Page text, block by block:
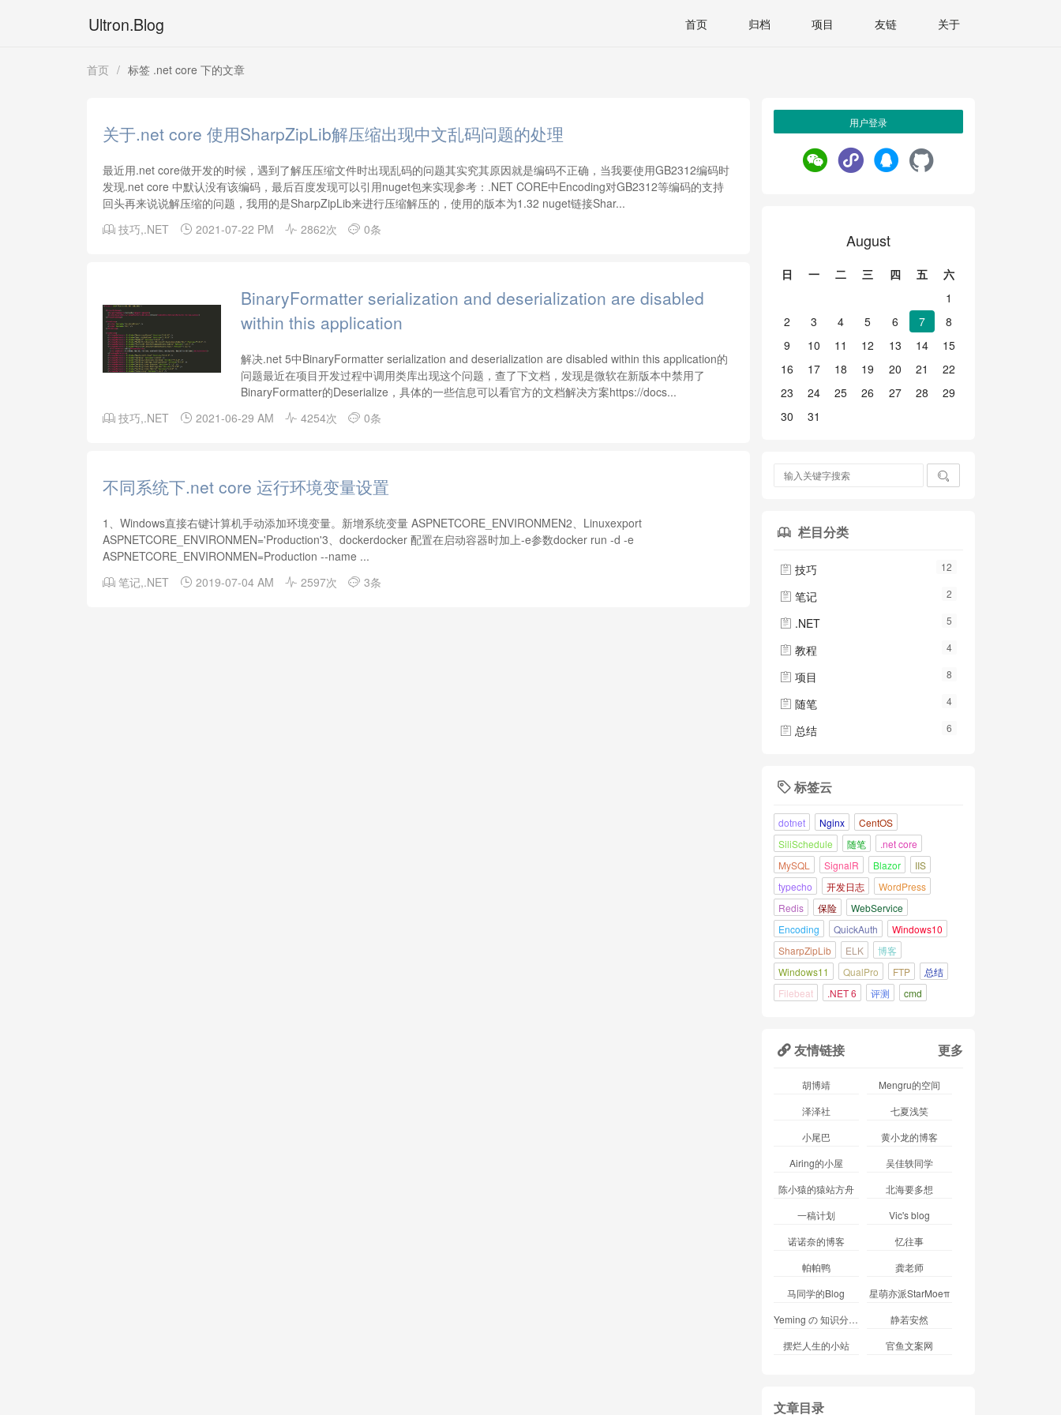
Ultron.Blog 首页 归档 项目 友链 关于
首页 / 标签 .net core 下的文章
关于.net core 使用SharpZipLib解压缩出现中文乱码问题的处理
最近用.net core做开发的时候，遇到了解压压缩文件时出现乱码的问题其实究其原因就是编码不正确，当我要使用GB2312编码时
发现.net core 中默认没有该编码，最后百度发现可以引用nuget包来实现参考：.NET CORE中Encoding对GB2312等编码的支持
回头再来说说解压缩的问题，我用的是SharpZipLib来进行压缩解压的，使用的版本为1.32 nuget链接Shar...
 技巧,.NET  2021-07-22 PM  2862次  0条
BinaryFormatter serialization and deserialization are disabled
within this application
解决.net 5中BinaryFormatter serialization and deserialization are disabled within this application的
问题最近在项目开发过程中调用类库出现这个问题，查了下文档，发现是微软在新版本中禁用了
BinaryFormatter的Deserialize，具体的一些信息可以看官方的文档解决方案https://docs...
 技巧,.NET  2021-06-29 AM  4254次  0条
不同系统下.net core 运行环境变量设置
1、Windows直接右键计算机手动添加环境变量。新增系统变量 ASPNETCORE_ENVIRONMEN2、Linuxexport
ASPNETCORE_ENVIRONMEN='Production'3、dockerdocker 配置在启动容器时加上-e参数docker run -d -e
ASPNETCORE_ENVIRONMEN=Production --name ...
 笔记,.NET  2019-07-04 AM  2597次  3条
用户登录
August
日 一 二 三 四 五
六
1
2
3 4 5 6 7
8
9
10 11 12 13 14
15
16
17 18 19 20 21
22
23
24 25 26 27 28
29
30
31

 栏目分类
 技巧 12
 笔记 2
 .NET 5
 教程 4
 项目 8
 随笔 4
 总结 6
 标签云
dotnet Nginx
CentOS
SiliSchedule
随笔
.net core
MySQL
SignalR Blazor
IIS
typecho
开发日志
WordPress
Redis
保险
WebService
Encoding
QuickAuth
Windows10
SharpZipLib
ELK
博客
Windows11
QualPro FTP
总结
Filebeat
.NET 6 评测 cmd
 友情链接 更多
胡博靖
Mengru的空间
泽泽社
七夏浅笑
小尾巴
黄小龙的博客
Airing的小屋
吴佳轶同学
陈小猿的猿站方舟
北海要多想
一稿计划
Vic's blog
诺诺奈的博客
忆往事
帕帕鸭
龚老师
马同学的Blog
星萌亦派StarMoeπ
Yeming の 知识分享站
静若安然
摆烂人生的小站
官鱼文案网
文章目录